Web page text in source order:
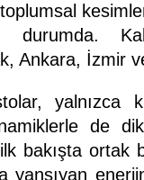
durumda.
Ankara, İzmir
yalnızca
de
ilk bakışta
yansıyan